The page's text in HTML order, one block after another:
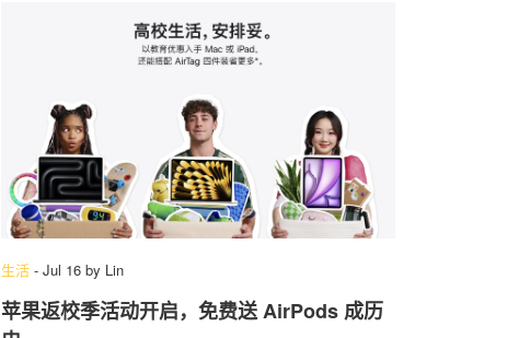
生活 - Jul 16 by Lin
苹果返校季活动开启，免费送 AirPods 成历